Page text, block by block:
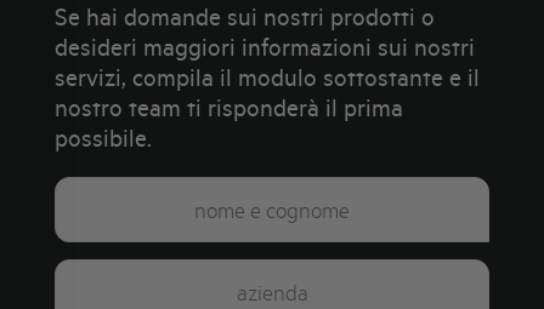
Se hai domande sui nostri prodotti o
desideri maggiori informazioni sui nostri
servizi, compila il modulo sottostante e il
nostro team ti risponderà il prima
possibile.